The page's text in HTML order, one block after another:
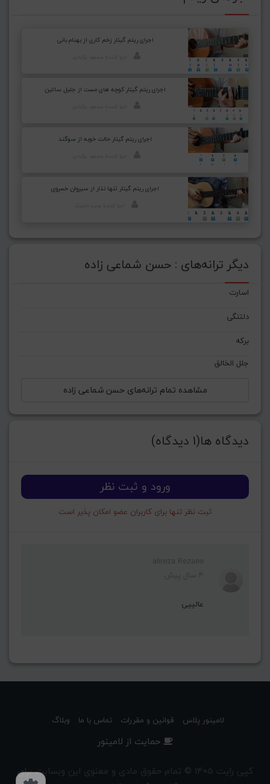
اجرای ریتم گیتار زخم کاری از بهنام بانی
اجرای ریتم گیتار کوچه های مست از جلیل سائین
اجرای ریتم گیتار حالت خوبه از سوگند
اجرای ریتم گیتار تنها نذار از سیروان خسروی
دیگر ترانه‌های : حسن شماعی زاده
اسارت
دلتنگی
برکه
جلل الخالق
مشاهده تمام ترانه‌های حسن شماعی زاده
دیدگاه ها(1 دیدگاه)
ورود و ثبت نظر
ثبت نظر تنها برای کاربران عضو امکان پذیر است
عالییی
لامینور پلاس قوانین و مقررات تماس با ما وبلاگ
حمایت از لامینور
کپی رایت 1405 © تمام حقوق مادی و معنوی این وبسایت برای